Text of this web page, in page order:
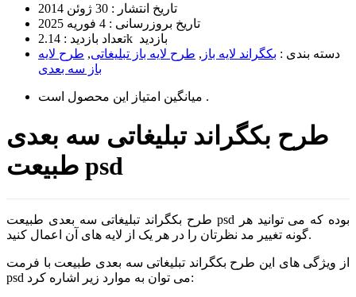
تاریخ انتشار : 30 ژوئن 2014
تاریخ بروزرسانی : 4 فوریه 2025
تعداد بازدید :
2.14k بازدید
دسته بندی : بکگراند لایه باز , طرح لایه باز تبلیغاتی, طرح لایه
باز سه بعدی
میانگین امتیاز این محصول است .
طرح بکگراند تبلیغاتی سه بعدی
طبیعت psd
طرح بکگراند تبلیغاتی سه بعدی طبیعت psd بوده که می توانید هر
گونه تغییر مد نظرتان را در هر یک از لایه های آن اعمال کنید.
از ویژگی های این طرح بکگراند تبلیغاتی سه بعدی طبیعت با فرمت
psd می توان به موارد زیر اشاره کرد: